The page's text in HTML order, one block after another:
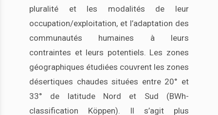
pluralité et les modalités de leur
occupation/exploitation, et l’adaptation des
communautés humaines à leurs
contraintes et leurs potentiels. Les zones
géographiques étudiées couvrent les zones
désertiques chaudes situées entre 20° et
33° de latitude Nord et Sud (BWh-
classification Köppen). Il s’agit plus